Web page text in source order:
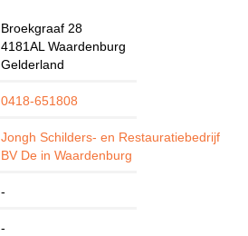
Broekgraaf 28
4181AL Waardenburg
Gelderland
0418-651808
Jongh Schilders- en Restauratiebedrijf
BV De in Waardenburg
-
-